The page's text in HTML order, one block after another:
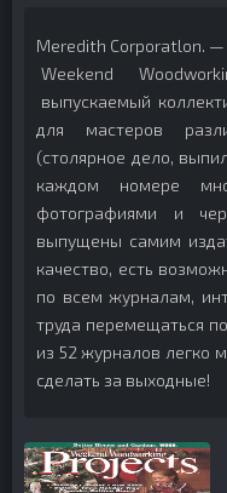
Meredith Corporatlon. —
Weekend
выпускаемый
для мастеров
(столярное дело,
каждом номере
фотографиями и
выпущены самим
качество, есть
по всем журналам,
труда перемещаться
из 52 журналов легко
сделать за выходные!